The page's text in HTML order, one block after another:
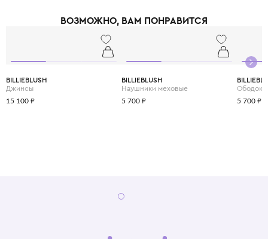
ВОЗМОЖНО, ВАМ ПОНРАВИТСЯ
BILLIEBLUSH
Джинсы
15 100 ₽
BILLIEBLUSH
Наушники меховые
5 700 ₽
Ободок
5 700 ₽